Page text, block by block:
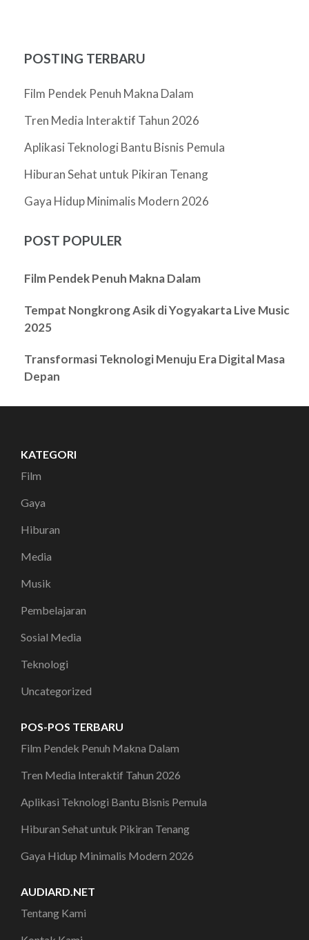
POSTING TERBARU
Film Pendek Penuh Makna Dalam
Tren Media Interaktif Tahun 2026
Aplikasi Teknologi Bantu Bisnis Pemula
Hiburan Sehat untuk Pikiran Tenang
Gaya Hidup Minimalis Modern 2026
POST POPULER
Film Pendek Penuh Makna Dalam
Tempat Nongkrong Asik di Yogyakarta Live Music
2025
Transformasi Teknologi Menuju Era Digital Masa
Depan
KATEGORI
Film
Gaya
Hiburan
Media
Musik
Pembelajaran
Sosial Media
Teknologi
Uncategorized
POS-POS TERBARU
Film Pendek Penuh Makna Dalam
Tren Media Interaktif Tahun 2026
Aplikasi Teknologi Bantu Bisnis Pemula
Hiburan Sehat untuk Pikiran Tenang
Gaya Hidup Minimalis Modern 2026
AUDIARD.NET
Tentang Kami